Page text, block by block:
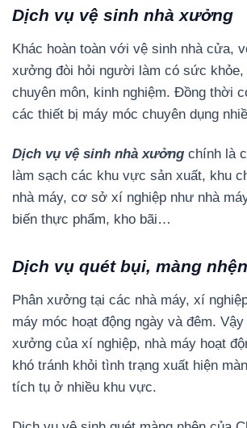
Dịch vụ vệ sinh nhà xưởng
Khác hoàn toàn với vệ sinh nhà cửa,
xưởng đòi hỏi người làm có sức
chuyên môn, kinh nghiệm. Đồng thời
các thiết bị máy móc chuyên dụng
Dịch vụ vệ sinh nhà xưởng chính là
làm sạch các khu vực sản xuất, khu
nhà máy, cơ sở xí nghiệp như nhà
biến thực phẩm, kho bãi…
Dịch vụ quét bụi, màng
Phân xưởng tại các nhà máy, xí
máy móc hoạt động ngày và đêm.
xưởng của xí nghiệp, nhà máy hoạt
khó tránh khỏi tình trạng xuất hiện
tích tụ ở nhiều khu vực.